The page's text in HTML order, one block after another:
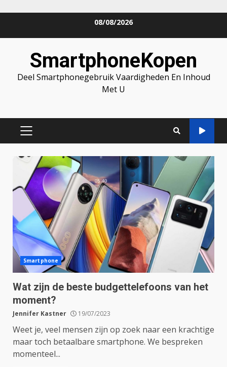
08/08/2026
SmartphoneKopen
Deel Smartphonegebruik Vaardigheden En Inhoud
Met U
PRIMARY
Smartphone
Wat zijn de beste budgettelefoons van het
moment?
Jennifer Kastner 19/07/2023
Weet je, veel mensen zijn op zoek naar een krachtige
maar toch betaalbare smartphone. We bespreken
momenteel...